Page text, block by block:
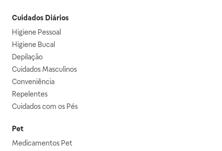
Cuidados Diários
Higiene Pessoal
Higiene Bucal
Depilação
Cuidados Masculinos
Conveniência
Repelentes
Cuidados com os Pés
Pet
Medicamentos Pet